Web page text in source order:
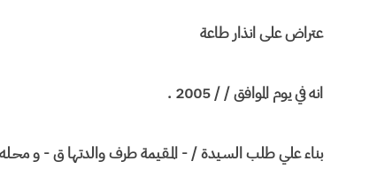
عتراض على انذار طاعة
انه في يوم الموافق / / 2005 .
بناء علي طلب السـيدة / - المـقـيمة طرف والدتها ق - و محـله